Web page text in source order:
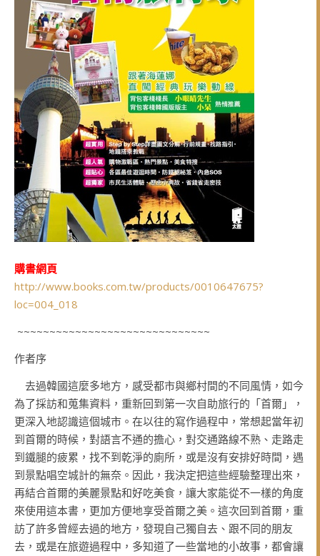
購書網頁
http://www.books.com.tw/products/0010647675?
loc=004_018
~~~~~~~~~~~~~~~~~~~~~~~~~~~~~~
作者序
去過韓國這麼多地方，感受都市與鄉村間的不同風情，如今
為了採訪和蒐集資料，重新回到第一次自助旅行的「首爾」，
更深入地認識這個城市。在以往的寫作過程中，常想起當年初
到首爾的時候，對語言不通的擔心，對交通路線不熟、走路走
到鐵腿的疲累，找不到乾淨的廁所，或是沒有安排好時間，遇
到景點唱空城計的無奈。因此，我決定把這些經驗整理出來，
再結合首爾的美麗景點和好吃美食，讓大家能從不一樣的角度
來使用這本書，更加方便地享受首爾之美。這次回到首爾，重
訪了許多曾經去過的地方，發現自己獨自去、跟不同的朋友
去，或是在旅遊過程中，多知道了一些當地的小故事，都會讓